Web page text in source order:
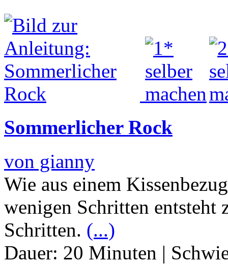
Sommerlicher Rock
von gianny
Wie aus einem
wenigen Schritten entsteht
Schritten. (...)
Dauer: 20 Minuten |